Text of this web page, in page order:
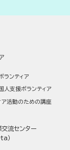
ランティア
人支援ボランティア
ア活動のための講座
流センター
）